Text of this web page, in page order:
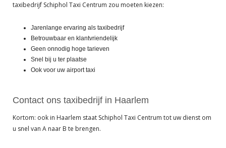
taxibedrijf Schiphol Taxi Centrum zou moeten kiezen:
Jarenlange ervaring als taxibedrijf
Betrouwbaar en klantvriendelijk
Geen onnodig hoge tarieven
Snel bij u ter plaatse
Ook voor uw airport taxi
Contact ons taxibedrijf in Haarlem
Kortom: ook in Haarlem staat Schiphol Taxi Centrum tot uw dienst om
u snel van A naar B te brengen.